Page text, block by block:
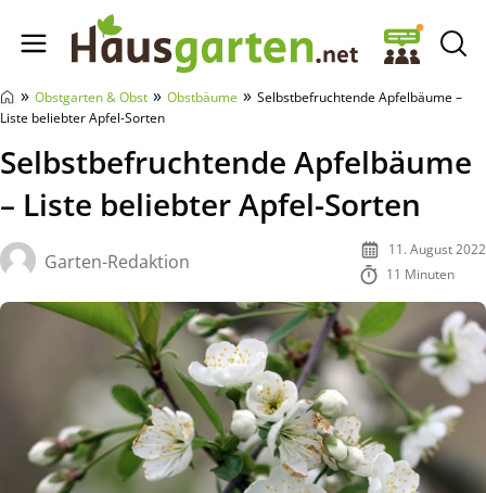
Hausgarten.net
» Obstgarten & Obst » Obstbäume » Selbstbefruchtende Apfelbäume –
Liste beliebter Apfel-Sorten
Selbstbefruchtende Apfelbäume
– Liste beliebter Apfel-Sorten
Garten-Redaktion
11. August 2022
11 Minuten